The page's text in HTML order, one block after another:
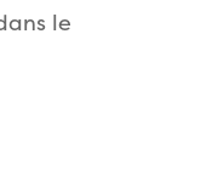
le